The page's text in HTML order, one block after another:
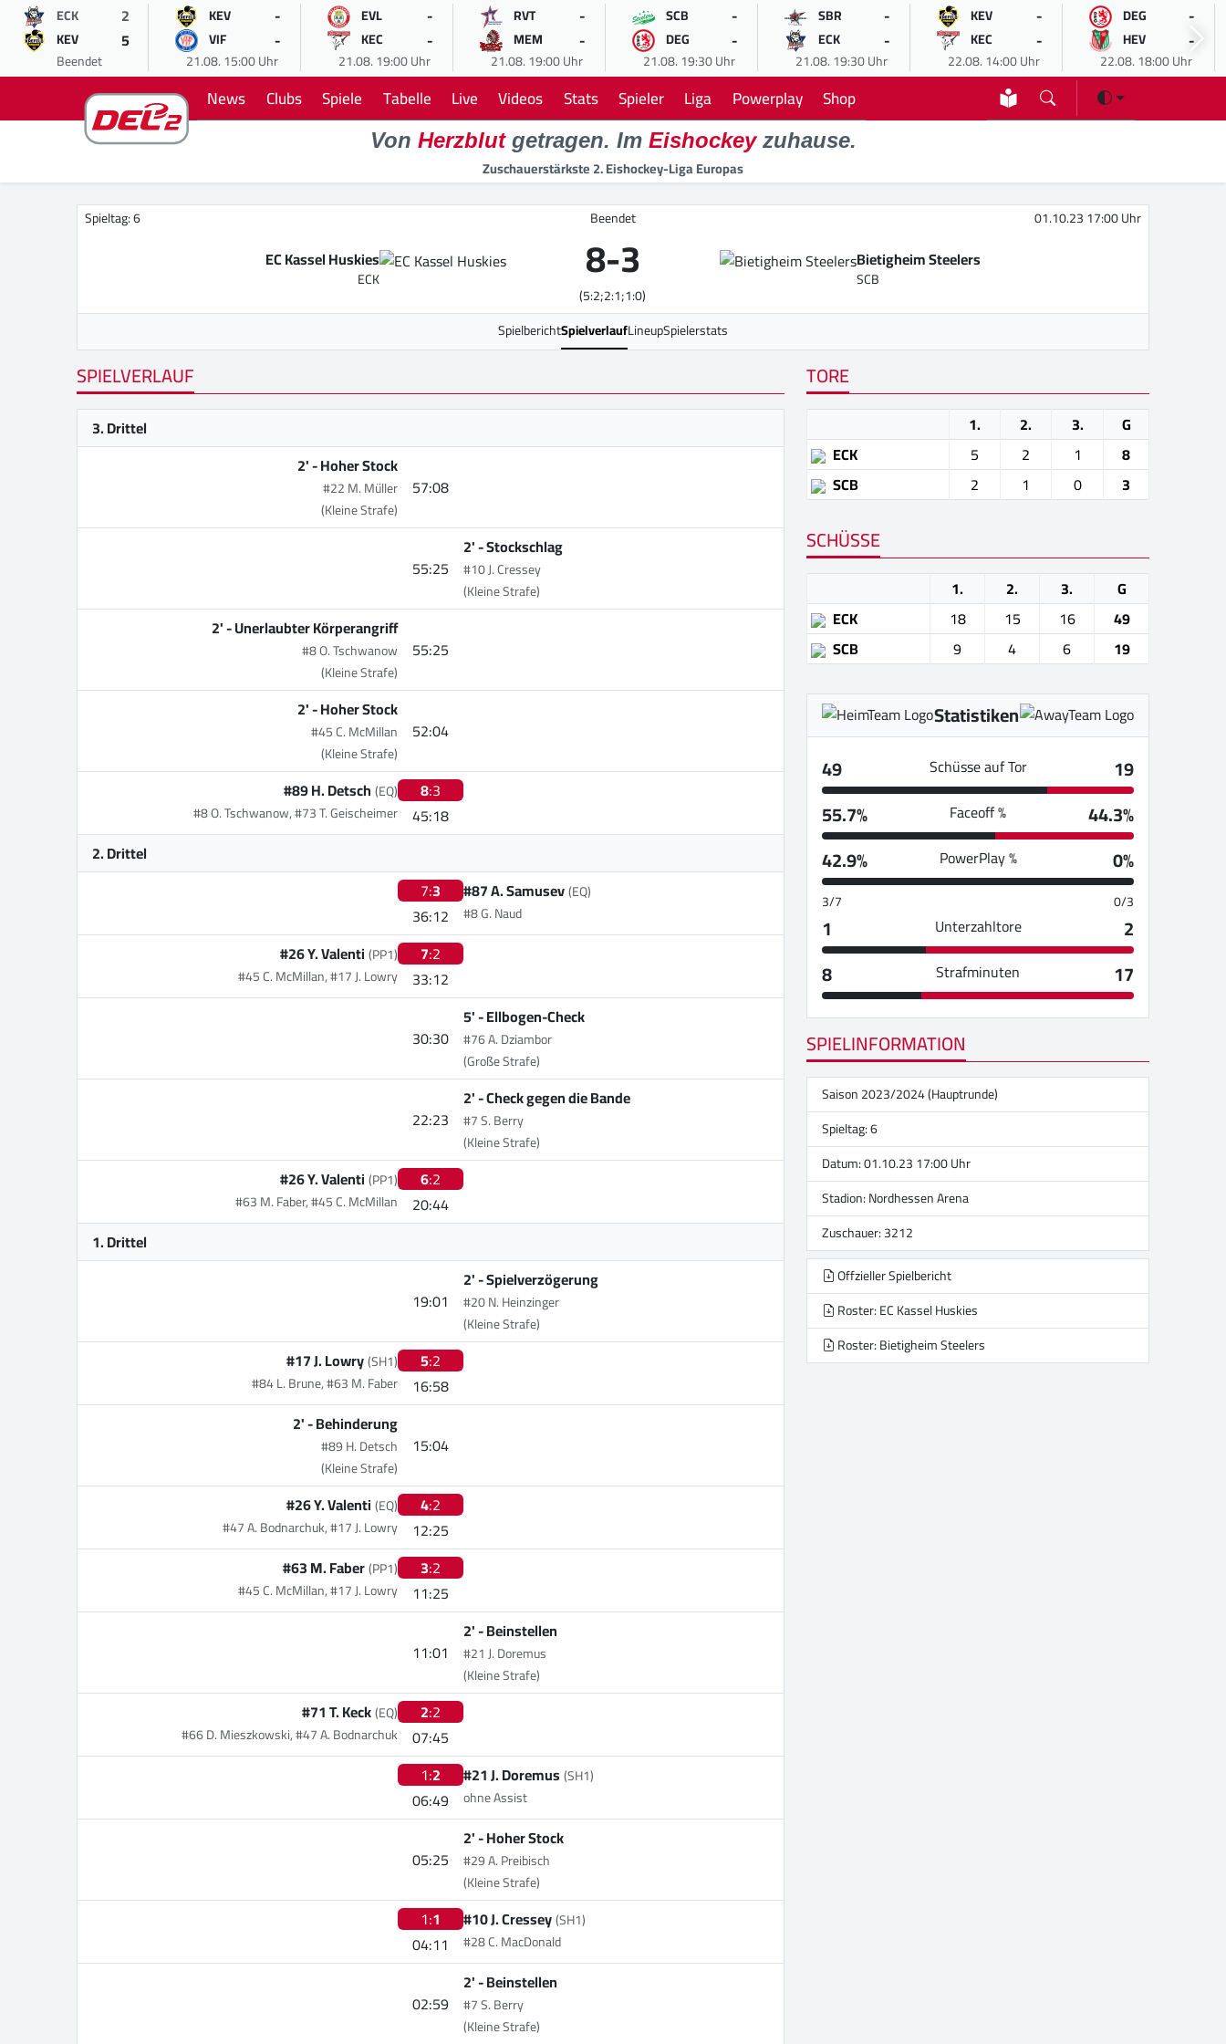
ECK 2
KEV 5
Beendet
KEV -
VIF -
21.08. 15:00 Uhr
EVL -
KEC -
21.08. 19:00 Uhr
RVT -
MEM -
21.08. 19:00 Uhr
SCB -
DEG -
21.08. 19:30 Uhr
SBR -
ECK -
21.08. 19:30 Uhr
KEV -
KEC -
22.08. 14:00 Uhr
DEG -
HEV -
22.08. 18:00 Uhr
News Clubs Spiele Tabelle Live Videos Stats Spieler Liga Powerplay Shop
Von Herzblutgetragen. Im Eishockeyzuhause.
Zuschauerstärkste 2. Eishockey-Liga Europas
Spieltag: 6 Beendet 01.10.23 17:00 Uhr
EC Kassel Huskies
ECK 8-3
(5:2;2:1;1:0)
Bietigheim Steelers
SCB
SpielberichtSpielverlaufLineupSpielerstats
SPIELVERLAUF
3. Drittel
57:08
2' -Hoher Stock
#22 M. Müller
(Kleine Strafe)
55:25
2' -Stockschlag
#10 J. Cressey
(Kleine Strafe)
55:25
2' -Unerlaubter Körperangriff
#8 O. Tschwanow
(Kleine Strafe)
52:04
2' -Hoher Stock
#45 C. McMillan
(Kleine Strafe)
8:3
45:18
#89 H. Detsch(EQ)
#8 O. Tschwanow, #73 T. Geischeimer
2. Drittel
7:3
36:12
#87 A. Samusev(EQ)
#8 G. Naud
7:2
33:12
#26 Y. Valenti(PP1)
#45 C. McMillan, #17 J. Lowry
30:30
5' -Ellbogen-Check
#76 A. Dziambor
(Große Strafe)
22:23
2' -Check gegen die Bande
#7 S. Berry
(Kleine Strafe)
6:2
20:44
#26 Y. Valenti(PP1)
#63 M. Faber, #45 C. McMillan
1. Drittel
19:01
2' -Spielverzögerung
#20 N. Heinzinger
(Kleine Strafe)
5:2
16:58
#17 J. Lowry(SH1)
#84 L. Brune, #63 M. Faber
15:04
2' -Behinderung
#89 H. Detsch
(Kleine Strafe)
4:2
12:25
#26 Y. Valenti(EQ)
#47 A. Bodnarchuk, #17 J. Lowry
3:2
11:25
#63 M. Faber(PP1)
#45 C. McMillan, #17 J. Lowry
11:01
2' -Beinstellen
#21 J. Doremus
(Kleine Strafe)
2:2
07:45
#71 T. Keck(EQ)
#66 D. Mieszkowski, #47 A. Bodnarchuk
1:2
06:49
#21 J. Doremus(SH1)
ohne Assist
05:25
2' -Hoher Stock
#29 A. Preibisch
(Kleine Strafe)
1:1
04:11
#10 J. Cressey(SH1)
#28 C. MacDonald
02:59
2' -Beinstellen
#7 S. Berry
(Kleine Strafe)
TORE
1. 2. 3.
G
ECK
5 2 1
8
SCB
2 1 0 3
SCHÜSSE
1. 2. 3.
G
ECK
18 15 16
49
SCB
9 4 6 19
Statistiken
49
Schüsse auf Tor
19
55.7%
Faceoff %
44.3%
42.9%
PowerPlay % 0%
3/7 0/3
1 Unterzahltore
2
8
Strafminuten 17
SPIELINFORMATION
Saison 2023/2024 (Hauptrunde)
Spieltag: 6
Datum: 01.10.23 17:00 Uhr
Stadion:Nordhessen Arena
Zuschauer: 3212
Offzieller Spielbericht
Roster: EC Kassel Huskies
Roster: Bietigheim Steelers